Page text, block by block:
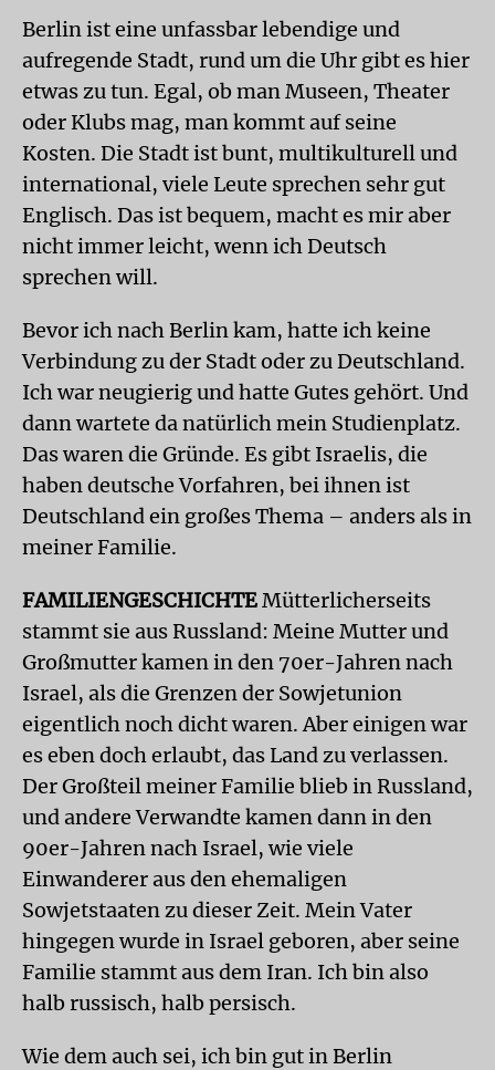
Berlin ist eine unfassbar lebendige und
aufregende Stadt, rund um die Uhr gibt es hier
etwas zu tun. Egal, ob man Museen, Theater
oder Klubs mag, man kommt auf seine
Kosten. Die Stadt ist bunt, multikulturell und
international, viele Leute sprechen sehr gut
Englisch. Das ist bequem, macht es mir aber
nicht immer leicht, wenn ich Deutsch
sprechen will.
Bevor ich nach Berlin kam, hatte ich keine
Verbindung zu der Stadt oder zu Deutschland.
Ich war neugierig und hatte Gutes gehört. Und
dann wartete da natürlich mein Studienplatz.
Das waren die Gründe. Es gibt Israelis, die
haben deutsche Vorfahren, bei ihnen ist
Deutschland ein großes Thema – anders als in
meiner Familie.
FAMILIENGESCHICHTE Mütterlicherseits
stammt sie aus Russland: Meine Mutter und
Großmutter kamen in den 70er-Jahren nach
Israel, als die Grenzen der Sowjetunion
eigentlich noch dicht waren. Aber einigen war
es eben doch erlaubt, das Land zu verlassen.
Der Großteil meiner Familie blieb in Russland,
und andere Verwandte kamen dann in den
90er-Jahren nach Israel, wie viele
Einwanderer aus den ehemaligen
Sowjetstaaten zu dieser Zeit. Mein Vater
hingegen wurde in Israel geboren, aber seine
Familie stammt aus dem Iran. Ich bin also
halb russisch, halb persisch.
Wie dem auch sei, ich bin gut in Berlin